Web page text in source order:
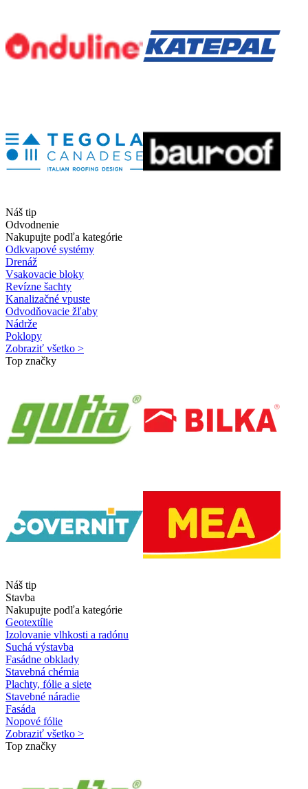
Náš tip
Odvodnenie
Nakupujte podľa kategórie
Odkvapové systémy
Drenáž
Vsakovacie bloky
Revízne šachty
Kanalizačné vpuste
Odvodňovacie žľaby
Nádrže
Poklopy
Zobraziť všetko >
Top značky
Náš tip
Stavba
Nakupujte podľa kategórie
Geotextílie
Izolovanie vlhkosti a radónu
Suchá výstavba
Fasádne obklady
Stavebná chémia
Plachty, fólie a siete
Stavebné náradie
Fasáda
Nopové fólie
Zobraziť všetko >
Top značky